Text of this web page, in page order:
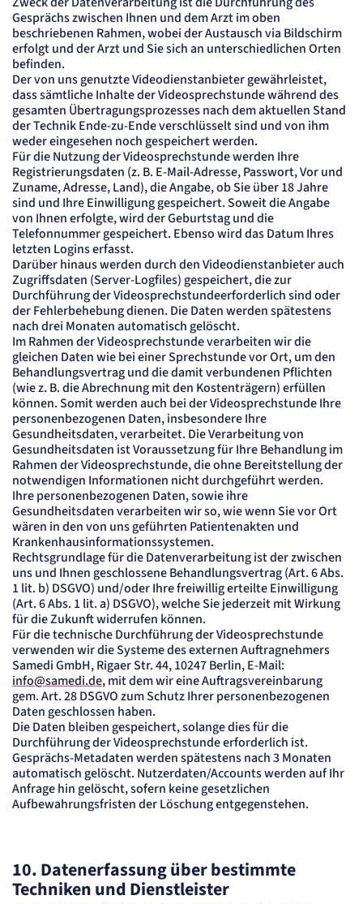
Gesprächs zwischen Ihnen und dem Arzt im oben
beschriebenen Rahmen, wobei der Austausch via Bildschirm
erfolgt und der Arzt und Sie sich an unterschiedlichen Orten
befinden.
Der von uns genutzte Videodienstanbieter gewährleistet,
dass sämtliche Inhalte der Videosprechstunde während des
gesamten Übertragungsprozesses nach dem aktuellen Stand
der Technik Ende-zu-Ende verschlüsselt sind und von ihm
weder eingesehen noch gespeichert werden.
Für die Nutzung der Videosprechstunde werden Ihre
Registrierungsdaten (z. B. E-Mail-Adresse, Passwort, Vor und
Zuname, Adresse, Land), die Angabe, ob Sie über 18 Jahre
sind und Ihre Einwilligung gespeichert. Soweit die Angabe
von Ihnen erfolgte, wird der Geburtstag und die
Telefonnummer gespeichert. Ebenso wird das Datum Ihres
letzten Logins erfasst.
Darüber hinaus werden durch den Videodienstanbieter auch
Zugriffsdaten (Server-Logfiles) gespeichert, die zur
Durchführung der Videosprechstundeerforderlich sind oder
der Fehlerbehebung dienen. Die Daten werden spätestens
nach drei Monaten automatisch gelöscht.
Im Rahmen der Videosprechstunde verarbeiten wir die
gleichen Daten wie bei einer Sprechstunde vor Ort, um den
Behandlungsvertrag und die damit verbundenen Pflichten
(wie z. B. die Abrechnung mit den Kostenträgern) erfüllen
können. Somit werden auch bei der Videosprechstunde Ihre
personenbezogenen Daten, insbesondere Ihre
Gesundheitsdaten, verarbeitet. Die Verarbeitung von
Gesundheitsdaten ist Voraussetzung für Ihre Behandlung im
Rahmen der Videosprechstunde, die ohne Bereitstellung der
notwendigen Informationen nicht durchgeführt werden.
Ihre personenbezogenen Daten, sowie ihre
Gesundheitsdaten verarbeiten wir so, wie wenn Sie vor Ort
wären in den von uns geführten Patientenakten und
Krankenhausinformationssystemen.
Rechtsgrundlage für die Datenverarbeitung ist der zwischen
uns und Ihnen geschlossene Behandlungsvertrag (Art. 6 Abs.
1 lit. b) DSGVO) und/oder Ihre freiwillig erteilte Einwilligung
(Art. 6 Abs. 1 lit. a) DSGVO), welche Sie jederzeit mit Wirkung
für die Zukunft widerrufen können.
Für die technische Durchführung der Videosprechstunde
verwenden wir die Systeme des externen Auftragnehmers
Samedi GmbH, Rigaer Str. 44, 10247 Berlin, E-Mail:
info@samedi.de, mit dem wir eine Auftragsvereinbarung
gem. Art. 28 DSGVO zum Schutz Ihrer personenbezogenen
Daten geschlossen haben.
Die Daten bleiben gespeichert, solange dies für die
Durchführung der Videosprechstunde erforderlich ist.
Gesprächs-Metadaten werden spätestens nach 3 Monaten
automatisch gelöscht. Nutzerdaten/Accounts werden auf Ihr
Anfrage hin gelöscht, sofern keine gesetzlichen
Aufbewahrungsfristen der Löschung entgegenstehen.
10. Datenerfassung über bestimmte
Techniken und Dienstleister